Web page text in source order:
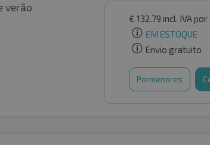
verão
€ 132.79 incl. IVApor
EM ESTOQUE
Envio gratuito
Pormenores